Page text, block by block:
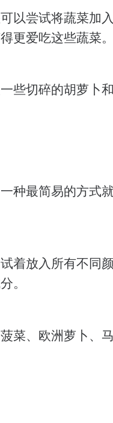
以尝试将蔬菜
更爱吃这些蔬菜。
些切碎的胡萝卜
种最简易的方式
着放入所有不同
。
菜、欧洲萝卜、